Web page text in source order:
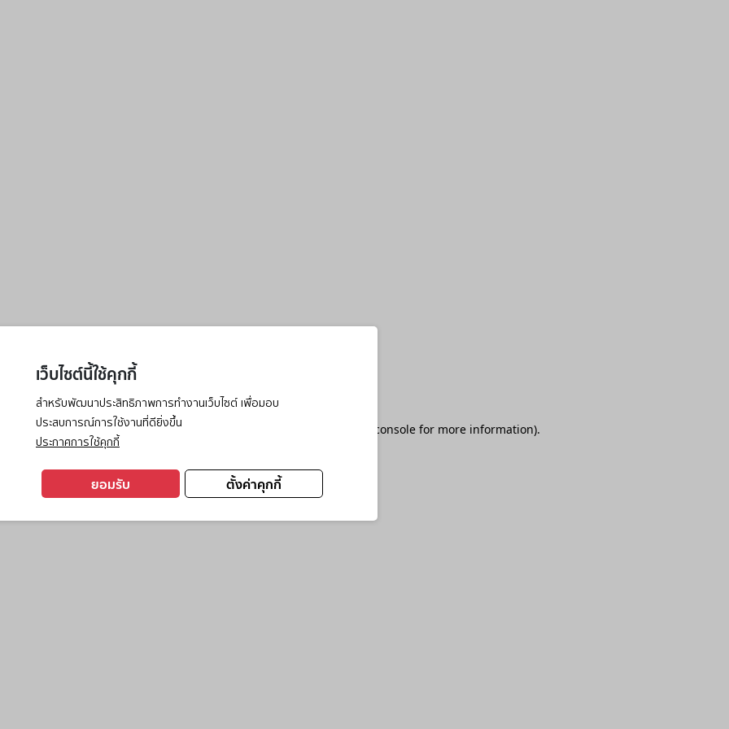
เว็บไซต์นี้ใช้คุกกี้
สำหรับพัฒนาประสิทธิภาพการทำงานเว็บไซต์ เพื่อมอบ
ประสบการณ์การใช้งานที่ดียิ่งขึ้น
ประกาศการใช้คุกกี้
ตั้งค่าคุกกี้
ยอมรับ
has occurred while loading browser console for more information).